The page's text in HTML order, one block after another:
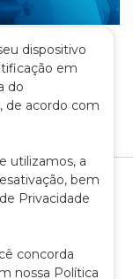
–
dispositivo
em
do
de acordo com
utilizamos, a
bem
Privacidade
concorda
nossa Política